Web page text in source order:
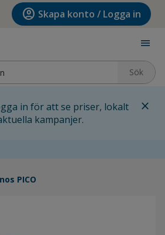
account_circle Skapa konto / Logga in
menu
Sök
in för att se priser, lokalt
kampanjer.
close
PICO